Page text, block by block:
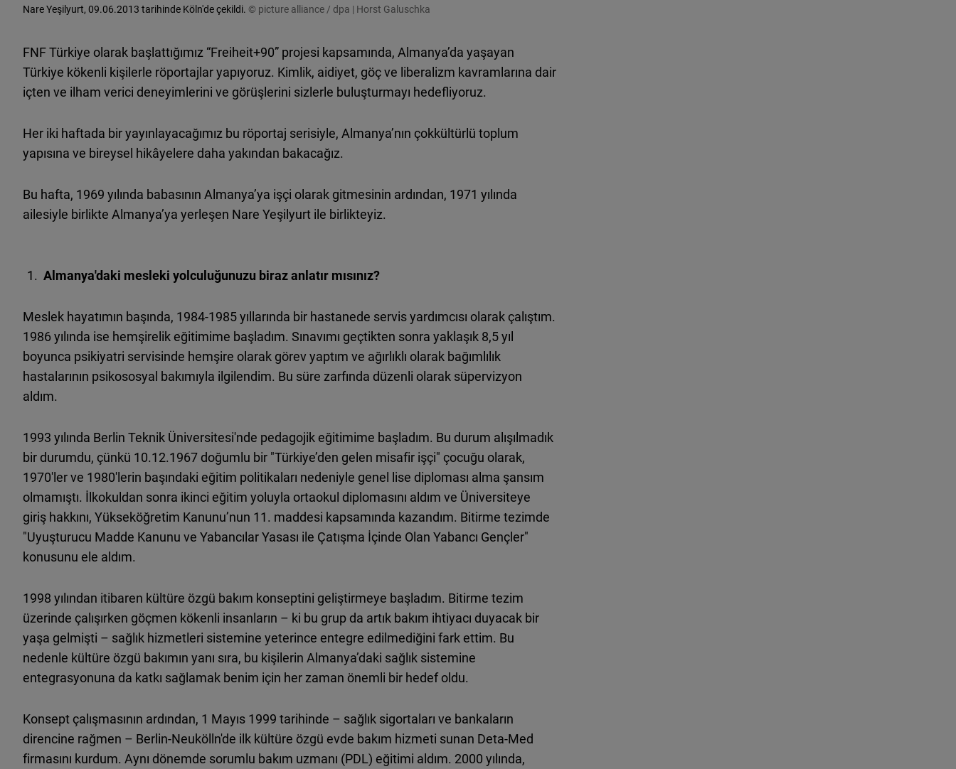
Nare Yeşilyurt, 09.06.2013 tarihinde Köln'de çekildi. © picture alliance / dpa | Horst Galuschka
FNF Türkiye olarak başlattığımız “Freiheit+90” projesi kapsamında, Almanya’da yaşayan
Türkiye kökenli kişilerle röportajlar yapıyoruz. Kimlik, aidiyet, göç ve liberalizm kavramlarına dair
içten ve ilham verici deneyimlerini ve görüşlerini sizlerle buluşturmayı hedefliyoruz.
Her iki haftada bir yayınlayacağımız bu röportaj serisiyle, Almanya’nın çokkültürlü toplum
yapısına ve bireysel hikâyelere daha yakından bakacağız.
Bu hafta, 1969 yılında babasının Almanya’ya işçi olarak gitmesinin ardından, 1971 yılında
ailesiyle birlikte Almanya’ya yerleşen Nare Yeşilyurt ile birlikteyiz.
Almanya'daki mesleki yolculuğunuzu biraz anlatır mısınız?
Meslek hayatımın başında, 1984-1985 yıllarında bir hastanede servis yardımcısı olarak çalıştım.
1986 yılında ise hemşirelik eğitimime başladım. Sınavımı geçtikten sonra yaklaşık 8,5 yıl
boyunca psikiyatri servisinde hemşire olarak görev yaptım ve ağırlıklı olarak bağımlılık
hastalarının psikososyal bakımıyla ilgilendim. Bu süre zarfında düzenli olarak süpervizyon
aldım.
1993 yılında Berlin Teknik Üniversitesi'nde pedagojik eğitimime başladım. Bu durum alışılmadık
bir durumdu, çünkü 10.12.1967 doğumlu bir "Türkiye’den gelen misafir işçi" çocuğu olarak,
1970'ler ve 1980'lerin başındaki eğitim politikaları nedeniyle genel lise diploması alma şansım
olmamıştı. İlkokuldan sonra ikinci eğitim yoluyla ortaokul diplomasını aldım ve Üniversiteye
giriş hakkını, Yükseköğretim Kanunu’nun 11. maddesi kapsamında kazandım. Bitirme tezimde
"Uyuşturucu Madde Kanunu ve Yabancılar Yasası ile Çatışma İçinde Olan Yabancı Gençler"
konusunu ele aldım.
1998 yılından itibaren kültüre özgü bakım konseptini geliştirmeye başladım. Bitirme tezim
üzerinde çalışırken göçmen kökenli insanların – ki bu grup da artık bakım ihtiyacı duyacak bir
yaşa gelmişti – sağlık hizmetleri sistemine yeterince entegre edilmediğini fark ettim. Bu
nedenle kültüre özgü bakımın yanı sıra, bu kişilerin Almanya’daki sağlık sistemine
entegrasyonuna da katkı sağlamak benim için her zaman önemli bir hedef oldu.
Konsept çalışmasının ardından, 1 Mayıs 1999 tarihinde – sağlık sigortaları ve bankaların
direncine rağmen – Berlin-Neukölln'de ilk kültüre özgü evde bakım hizmeti sunan Deta-Med
firmasını kurdum. Aynı dönemde sorumlu bakım uzmanı (PDL) eğitimi aldım. 2000 yılında,
Newsletter2go
Podigee
D.Vinci